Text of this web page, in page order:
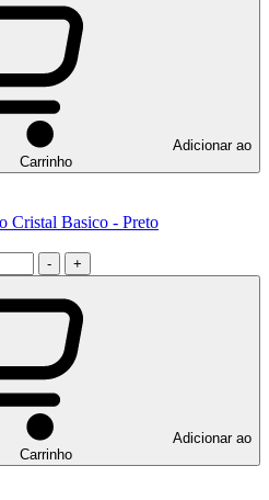
Carrinho
Cristal Basico - Preto
- +
Carrinho